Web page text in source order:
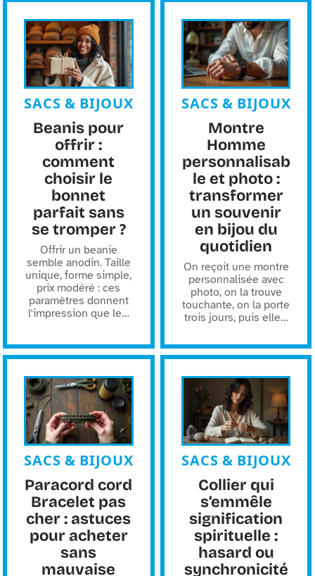
SACS & BIJOUX
Beanis pour
offrir :
comment
choisir le
bonnet
parfait sans
se tromper ?
Offrir un beanie
semble anodin. Taille
unique, forme simple,
prix modéré : ces
paramètres donnent
l'impression que le…
SACS & BIJOUX
Montre
Homme
personnalisab
le et photo :
transformer
un souvenir
en bijou du
quotidien
On reçoit une montre
personnalisée avec
photo, on la trouve
touchante, on la porte
trois jours, puis elle…
SACS & BIJOUX
Paracord cord
Bracelet pas
cher : astuces
pour acheter
sans
mauvaise
SACS & BIJOUX
Collier qui
s’emmêle
signification
spirituelle :
hasard ou
synchronicité